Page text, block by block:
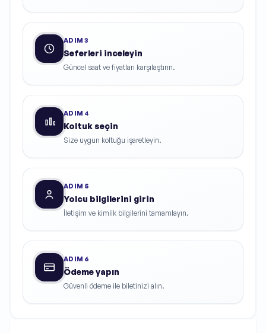
ADIM3
Seferleri inceleyin
Güncel saat ve fiyatları karşılaştırın.
ADIM 4
Koltuk seçin
Size uygun koltuğu işaretleyin.
ADIM 5
Yolcu bilgilerini girin
İletişim ve kimlik bilgilerini tamamlayın.
ADIM 6
Ödeme yapın
Güvenli ödeme ile biletinizi alın.